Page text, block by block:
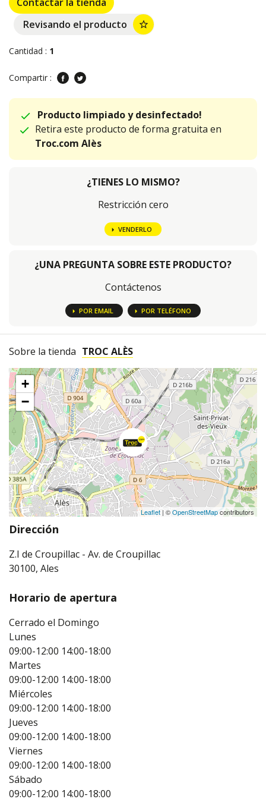
Revisando el producto
star_border
Cantidad : 1
Compartir :
Producto limpiado y desinfectado!
Retira este producto de forma gratuita en
Troc.com Alès
¿TIENES LO MISMO?
Restricción cero
VENDERLO
¿UNA PREGUNTA SOBRE ESTE PRODUCTO?
Contáctenos
POR EMAIL POR TELÉFONO
Sobre la tienda TROC ALÈS
+
−
Leaflet | ©OpenStreetMapcontributors
Dirección
Z.I de Croupillac - Av. de Croupillac
30100, Ales
Horario de apertura
Cerrado el Domingo
Lunes
09:00-12:00 14:00-18:00
Martes
09:00-12:00 14:00-18:00
Miércoles
09:00-12:00 14:00-18:00
Jueves
09:00-12:00 14:00-18:00
Viernes
09:00-12:00 14:00-18:00
Sábado
09:00-12:00 14:00-18:00